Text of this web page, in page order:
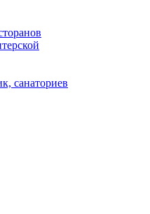
санаториев